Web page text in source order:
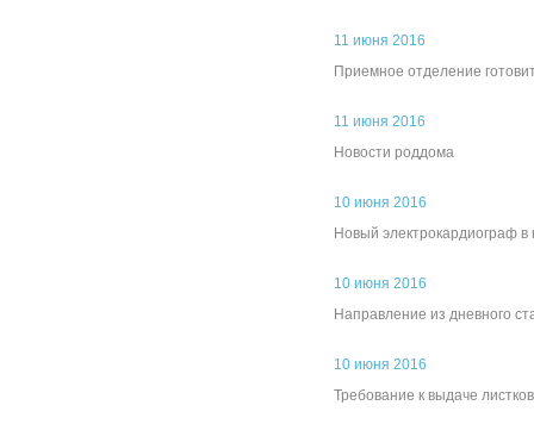
11 июня 2016
Приемное отделение
11 июня 2016
Новости роддома
10 июня 2016
Новый электрокардиограф в
10 июня 2016
Направление из дневного
10 июня 2016
Требование к выдаче